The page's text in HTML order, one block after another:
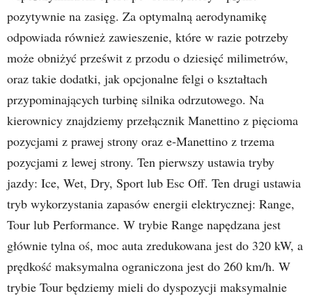
pozytywnie na zasięg. Za optymalną aerodynamikę
odpowiada również zawieszenie, które w razie potrzeby
może obniżyć prześwit z przodu o dziesięć milimetrów,
oraz takie dodatki, jak opcjonalne felgi o kształtach
przypominających turbinę silnika odrzutowego. Na
kierownicy znajdziemy przełącznik Manettino z pięcioma
pozycjami z prawej strony oraz e-Manettino z trzema
pozycjami z lewej strony. Ten pierwszy ustawia tryby
jazdy: Ice, Wet, Dry, Sport lub Esc Off. Ten drugi ustawia
tryb wykorzystania zapasów energii elektrycznej: Range,
Tour lub Performance. W trybie Range napędzana jest
głównie tylna oś, moc auta zredukowana jest do 320 kW, a
prędkość maksymalna ograniczona jest do 260 km/h. W
trybie Tour będziemy mieli do dyspozycji maksymalnie